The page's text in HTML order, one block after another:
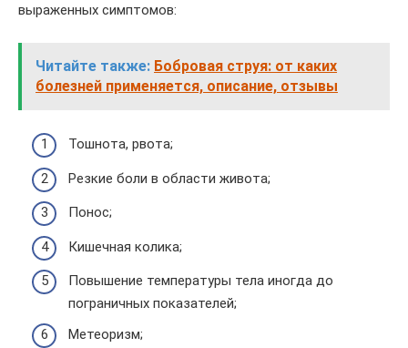
выраженных симптомов:
Читайте также: Бобровая струя: от каких
болезней применяется, описание, отзывы
Тошнота, рвота;
Резкие боли в области живота;
Понос;
Кишечная колика;
Повышение температуры тела иногда до
пограничных показателей;
Метеоризм;